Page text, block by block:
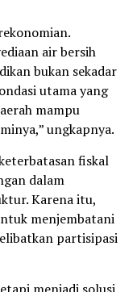
air bersih
bukan sekadar
utama yang
mampu
ungkapnya.
fiskal
dalam
Karena itu,
menjembatani
partisipasi